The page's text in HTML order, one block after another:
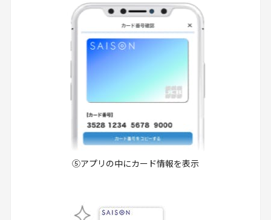
⑤アプリの中にカード情報を表示